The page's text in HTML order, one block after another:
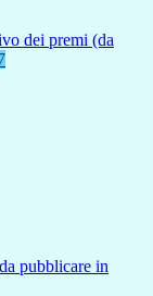
dei premi (da
pubblicare in